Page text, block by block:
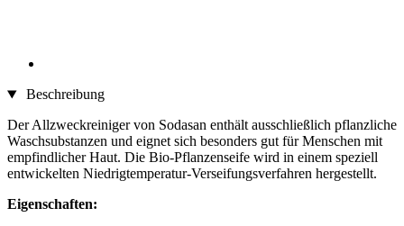
Beschreibung
Der Allzweckreiniger von Sodasan enthält ausschließlich pflanzliche
Waschsubstanzen und eignet sich besonders gut für Menschen mit
empfindlicher Haut. Die Bio-Pflanzenseife wird in einem speziell
entwickelten Niedrigtemperatur-Verseifungsverfahren hergestellt.
Eigenschaften: